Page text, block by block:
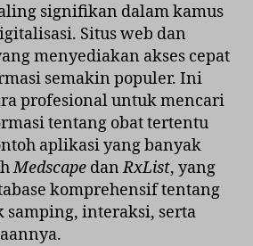
signifikan dalam kamus
Situs web dan
menyediakan akses cepat
semakin populer. Ini
profesional untuk mencari
tentang obat tertentu
aplikasi yang banyak
Medscape danRxList, yang
komprehensif tentang
samping, interaksi, serta